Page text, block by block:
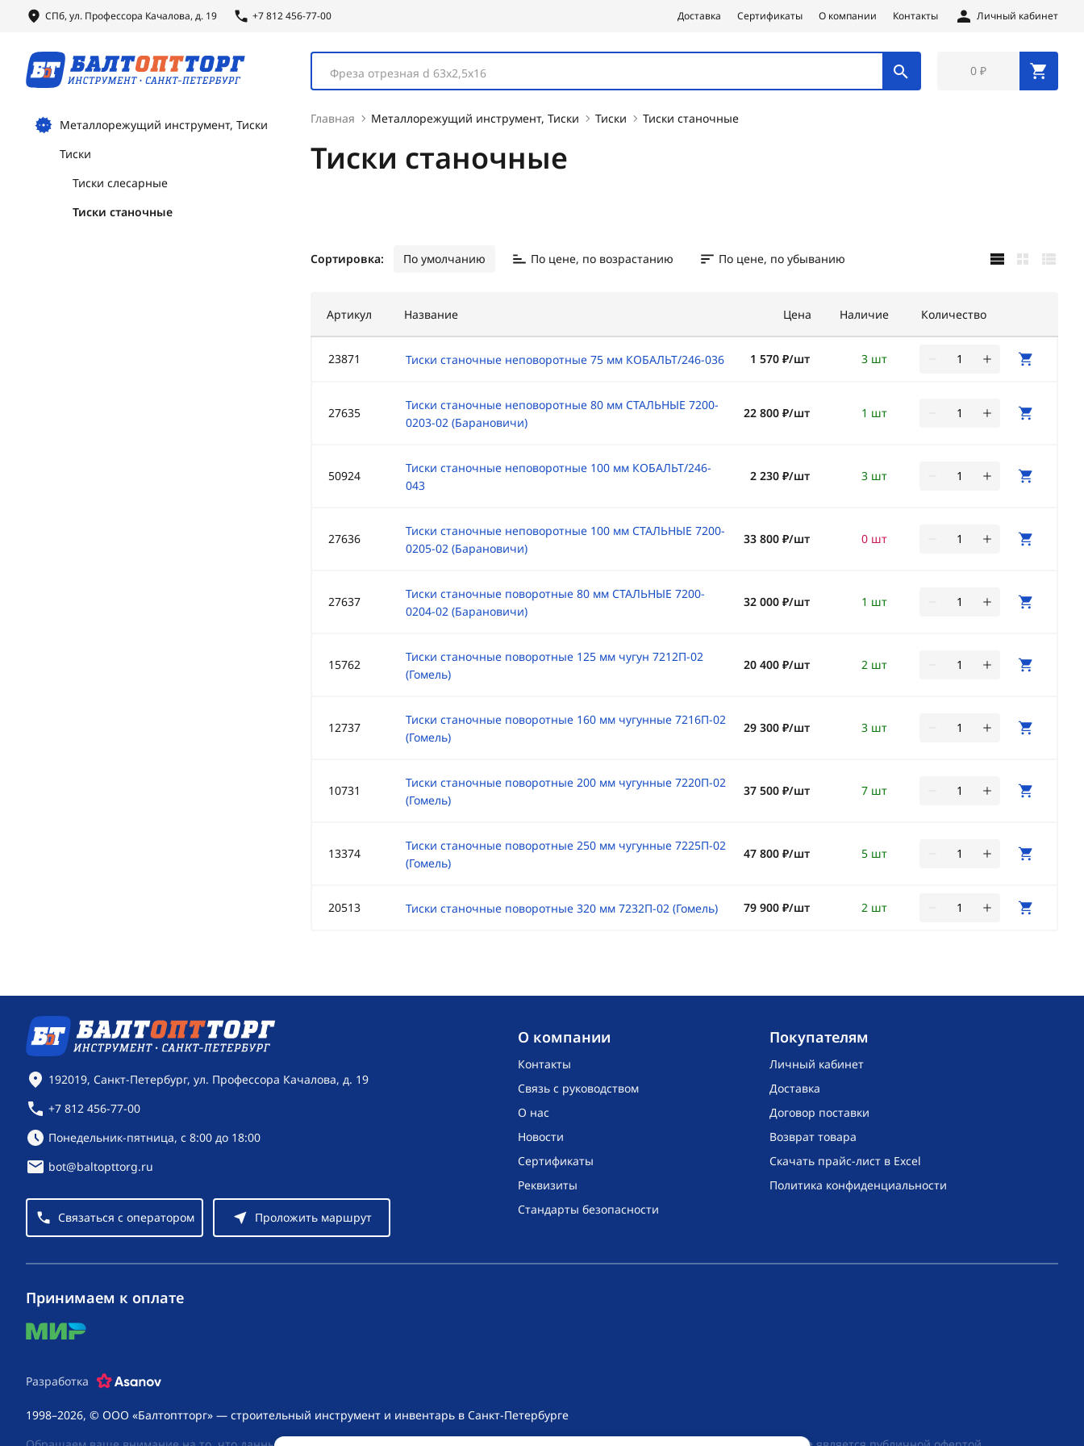
СПб, ул. Профессора Качалова, д. 19 +7 812 456-77-00 Доставка Сертификаты О компании Контакты Личный кабинет
Фреза отрезная d 63х2,5х16 0 ₽
Металлорежущий инструмент, Тиски
Тиски
Тиски слесарные
Тиски станочные
Главная Металлорежущий инструмент, Тиски Тиски Тиски станочные
Тиски станочные
Сортировка: По умолчанию По цене, по возрастанию По цене, по убыванию
Артикул Название Цена Наличие Количество
23871 Тиски станочные неповоротные 75 мм КОБАЛЬТ/246-036 3 шт
1 570 ₽/шт
27635
Тиски станочные неповоротные 80 мм СТАЛЬНЫЕ 7200-
0203-02 (Барановичи)
1 шт
22 800 ₽/шт
50924
Тиски станочные неповоротные 100 мм КОБАЛЬТ/246-
043
3 шт
2 230 ₽/шт
27636
Тиски станочные неповоротные 100 мм СТАЛЬНЫЕ 7200-
0205-02 (Барановичи)
0 шт
33 800 ₽/шт
27637
Тиски станочные поворотные 80 мм СТАЛЬНЫЕ 7200-
0204-02 (Барановичи)
1 шт
32 000 ₽/шт
15762
Тиски станочные поворотные 125 мм чугун 7212П-02
(Гомель)
2 шт
20 400 ₽/шт
12737
Тиски станочные поворотные 160 мм чугунные 7216П-02
(Гомель)
3 шт
29 300 ₽/шт
10731
Тиски станочные поворотные 200 мм чугунные 7220П-02
(Гомель)
7 шт
37 500 ₽/шт
13374
Тиски станочные поворотные 250 мм чугунные 7225П-02
(Гомель)
5 шт
47 800 ₽/шт
20513 Тиски станочные поворотные 320 мм 7232П-02 (Гомель) 2 шт
79 900 ₽/шт
O компании
Контакты
Связь с руководством
О нас
Новости
Сертификаты
Реквизиты
Стандарты безопасности
Покупателям
Личный кабинет
Доставка
Договор поставки
Возврат товара
Скачать прайс-лист в Excel
Политика конфиденциальности
Контактная информация
192019, Санкт-Петербург, ул. Профессора Качалова, д. 19
+7 812 456-77-00
Режим работы:
Понедельник-пятница, с 8:00 до 18:00
bot@baltopttorg.ru
Связаться с оператором Проложить маршрут
1998–2026, © ООО «Балтоптторг» — строительный инструмент и инвентарь в Санкт-Петербурге
Принимаем к оплате
mir
Разработка